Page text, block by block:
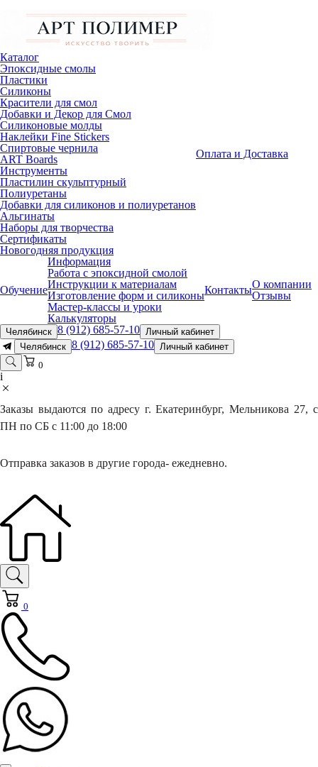
Каталог
Эпоксидные смолы
Пластики
Силиконы
Красители для смол
Добавки и Декор для Смол
Силиконовые молды
Наклейки Fine Stickers
Спиртовые чернила
ART Boards
Инструменты
Пластилин скульптурный
Полиуретаны
Добавки для силиконов и полиуретанов
Альгинаты
Наборы для творчества
Сертификаты
Новогодняя продукция
Оплата и Доставка
Обучение
Информация
Работа с эпоксидной смолой
Инструкции к материалам
Изготовление форм и силиконы
Мастер-классы и уроки
Калькуляторы
КонтактыО компании
Отзывы
Челябинск 8 (912) 685-57-10 Личный кабинет
Челябинск 8 (912) 685-57-10 Личный кабинет
0
i
Заказы выдаются по адресу г. Екатеринбург, Мельникова 27, с
ПН по СБ с 11:00 до 18:00
Отправка заказов в другие города- ежедневно.
0